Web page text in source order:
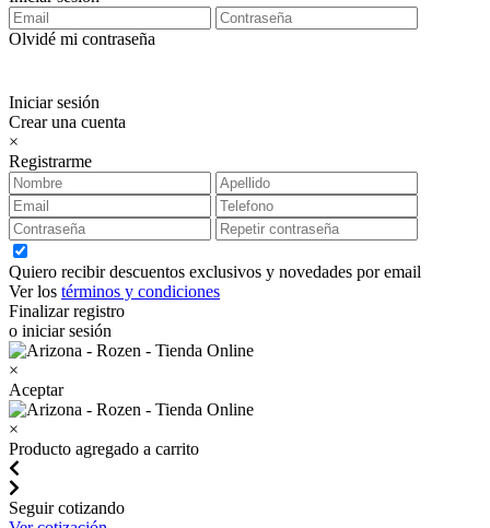
Olvidé mi contraseña
Iniciar sesión
Crear una cuenta
×
Registrarme
Quiero recibir descuentos exclusivos y novedades por email
Ver los términos y condiciones
Finalizar registro
o iniciar sesión
×
Aceptar
×
Producto agregado a carrito
Seguir cotizando